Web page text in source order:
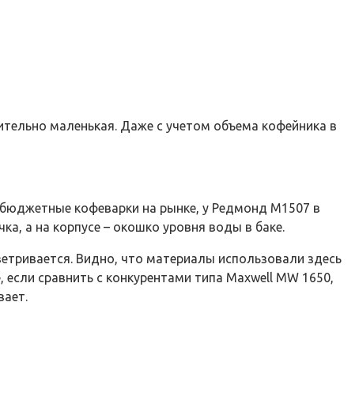
маленькая. Даже с учетом объема кофейника в
кофеварки на рынке, у Редмонд М1507 в
а на корпусе – окошко уровня воды в баке.
Видно, что материалы использовали здесь
сравнить с конкурентами типа Maxwell MW 1650,